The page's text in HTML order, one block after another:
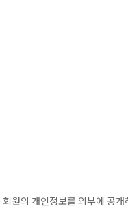
원의 개인정보를 외부에 공개